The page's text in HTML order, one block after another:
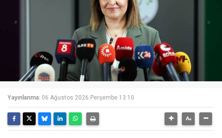
Yayınlanma: 06 Ağustos 2026 Perşembe 13:10